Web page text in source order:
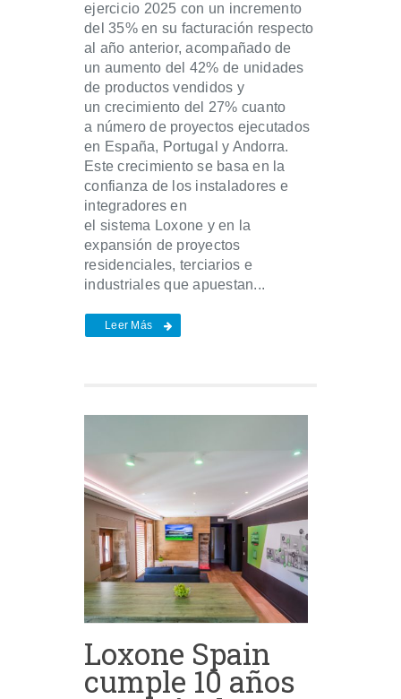
ejercicio 2025 con un incremento
del 35% en su facturación respecto
al año anterior, acompañado de
un aumento del 42% de unidades
de productos vendidos y
un crecimiento del 27% cuanto
a número de proyectos ejecutados
en España, Portugal y Andorra.
Este crecimiento se basa en la
confianza de los instaladores e
integradores en
el sistema Loxone y en la
expansión de proyectos
residenciales, terciarios e
industriales que apuestan...
Leer Más
Loxone Spain
cumple 10 años